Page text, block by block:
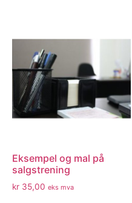
Eksempel og mal på
salgstrening
kr 35,00 eks mva